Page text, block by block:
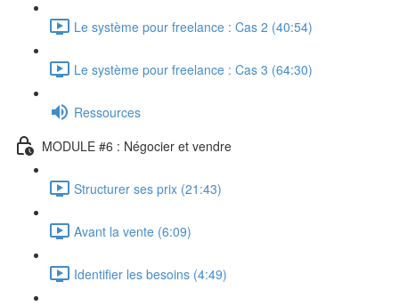
Le système pour freelance : Cas 2 (40:54)
Le système pour freelance : Cas 3 (64:30)
Ressources
MODULE #6 : Négocier et vendre
Structurer ses prix (21:43)
Avant la vente (6:09)
Identifier les besoins (4:49)